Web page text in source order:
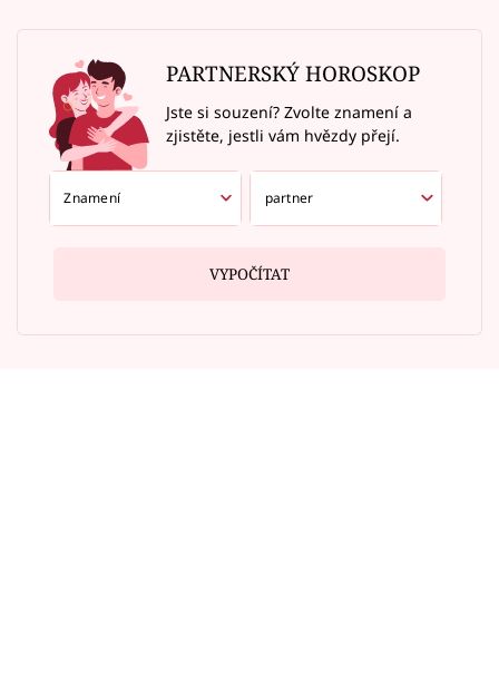
PARTNERSKÝ HOROSKOP
Jste si souzení? Zvolte znamení a
zjistěte, jestli vám hvězdy přejí.
VYPOČÍTAT